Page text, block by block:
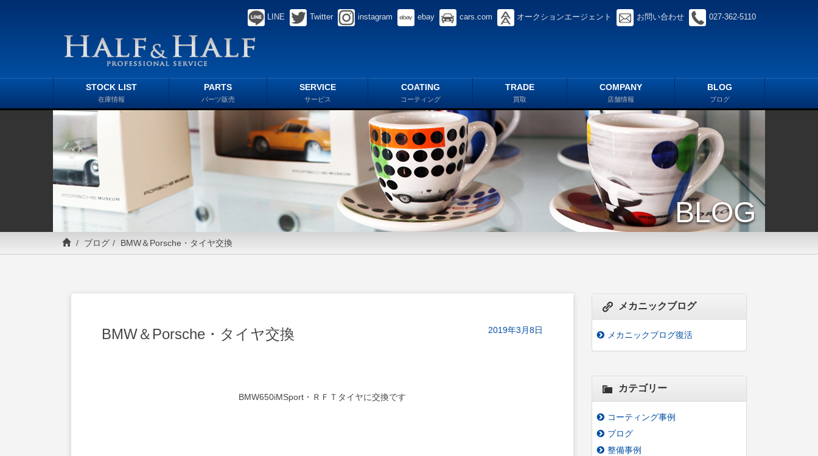
LINE Twitter instagram ebay cars.com オークションエージェント お問い合わせ 027-362-5110
STOCK LIST
在庫情報
PARTS
パーツ販売
SERVICE
サービス
COATING
コーティング
TRADE
買取
COMPANY
店舗情報
BLOG
ブログ
BLOG
ブログ BMW＆Porsche・タイヤ交換
BMW＆Porsche・タイヤ交換 2019年3月8日
BMW650iMSport・ＲＦＴタイヤに交換です
メカニックブログ
メカニックブログ復活
カテゴリー
コーティング事例
ブログ
整備事例